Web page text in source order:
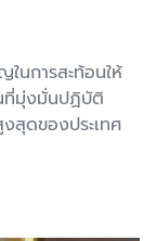
นการสะท้อนให้
ที่มุ่งมั่นปฏิบัติ
สุดของประเทศ